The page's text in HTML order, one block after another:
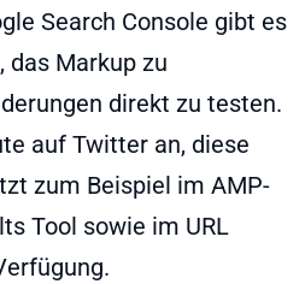
Search Console gibt es
Markup zu
direkt zu testen.
auf Twitter an, diese
zum Beispiel im AMP-
Tool sowie im URL